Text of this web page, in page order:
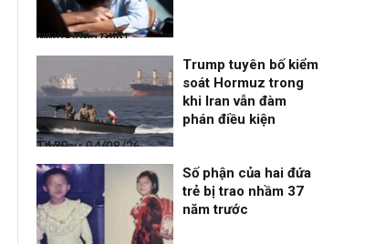
Nhịp sống 24h
04/08/26, 14:41
Thời sự
04/08/26, 14:38
Trump tuyên bố kiểm
soát Hormuz trong
khi Iran vẫn đàm
phán điều kiện
Số phận của hai đứa
trẻ bị trao nhầm 37
năm trước